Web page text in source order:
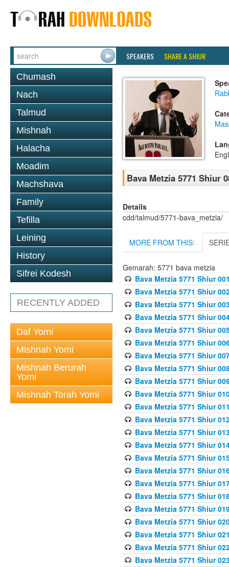
SPEAKERS SHARE A SHIUR
Chumash
Nach
Talmud
Mishnah
Halacha
Moadim
Machshava
Family
Tefilla
Leining
History
Sifrei Kodesh
RECENTLY ADDED
Daf Yomi
Mishnah Yomi
Mishnah Berurah
Yomi
Mishnah Torah Yomi
Bava Metzia 5771 Shiur
Details
cdd/talmud/5771-bava_metzia/
MORE FROM THIS:
Gemarah: 5771 bava metzia
Bava Metzia 5771 Shiur
Bava Metzia 5771 Shiur
Bava Metzia 5771 Shiur
Bava Metzia 5771 Shiur
Bava Metzia 5771 Shiur
Bava Metzia 5771 Shiur
Bava Metzia 5771 Shiur
Bava Metzia 5771 Shiur
Bava Metzia 5771 Shiur
Bava Metzia 5771 Shiur
Bava Metzia 5771 Shiur
Bava Metzia 5771 Shiur
Bava Metzia 5771 Shiur
Bava Metzia 5771 Shiur
Bava Metzia 5771 Shiur
Bava Metzia 5771 Shiur
Bava Metzia 5771 Shiur
Bava Metzia 5771 Shiur
Bava Metzia 5771 Shiur
Bava Metzia 5771 Shiur
Bava Metzia 5771 Shiur
Bava Metzia 5771 Shiur
Bava Metzia 5771 Shiur